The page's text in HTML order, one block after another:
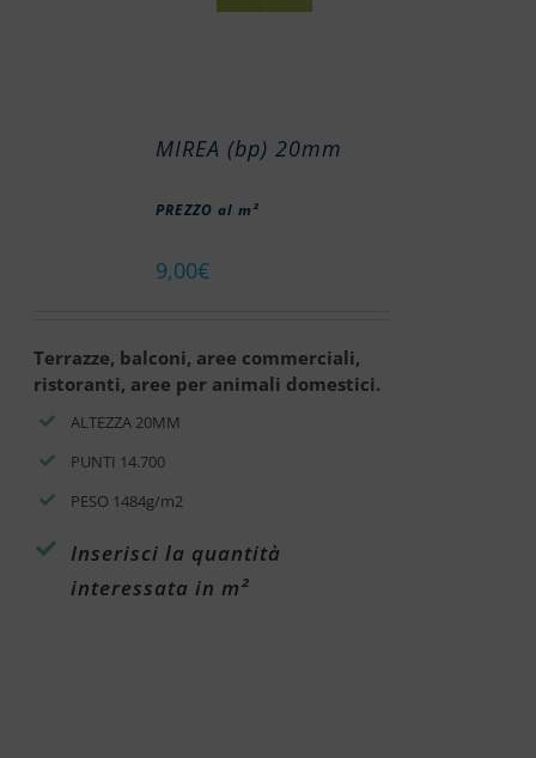
MIREA (bp) 20mm
PREZZO al m²
9,00€
Terrazze, balconi, aree commerciali,
ristoranti, aree per animali domestici.
ALTEZZA 20MM
PUNTI 14.700
PESO 1484g/m2
Inserisci la quantità
interessata in m²